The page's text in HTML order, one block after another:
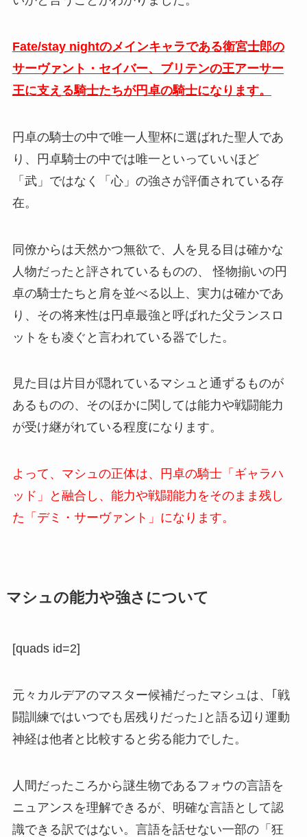
Fate/stay nightのメインキャラである衛宮士郎の
サーヴァント・セイバー、ブリテンの王アーサー
王に支える騎士たちが円卓の騎士になります。
円卓の騎士の中で唯一人聖杯に選ばれた聖人であ
り、円卓騎士の中では唯一といっていいほど
「武」ではなく「心」の強さが評価されている存
在。
同僚からは天然かつ無欲で、人を見る目は確かな
人物だったと評されているものの、 怪物揃いの円
卓の騎士たちと肩を並べる以上、実力は確かであ
り、その将来性は円卓最強と呼ばれた父ランスロ
ットをも凌ぐと言われている器でした。
見た目は片目が隠れているマシュと通ずるものが
あるものの、そのほかに関しては能力や戦闘能力
が受け継がれている程度になります。
よって、マシュの正体は、円卓の騎士「ギャラハ
ッド」と融合し、能力や戦闘能力をそのまま残し
た「デミ・サーヴァント」になります。
マシュの能力や強さについて
[quads id=2]
元々カルデアのマスター候補だったマシュは、｢戦
闘訓練ではいつでも居残りだった｣と語る辺り運動
神経は他者と比較すると劣る能力でした。
人間だったころから謎生物であるフォウの言語を
ニュアンスを理解できるが、明確な言語として認
識できる訳ではない。言語を話せない一部の「狂